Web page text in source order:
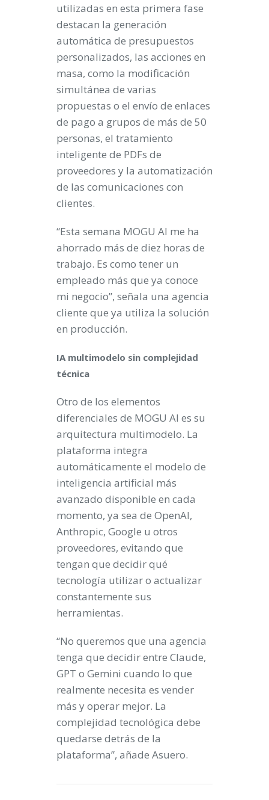
utilizadas en esta primera fase
destacan la generación
automática de presupuestos
personalizados, las acciones en
masa, como la modificación
simultánea de varias
propuestas o el envío de enlaces
de pago a grupos de más de 50
personas, el tratamiento
inteligente de PDFs de
proveedores y la automatización
de las comunicaciones con
clientes.
“Esta semana MOGU AI me ha
ahorrado más de diez horas de
trabajo. Es como tener un
empleado más que ya conoce
mi negocio”, señala una agencia
cliente que ya utiliza la solución
en producción.
IA multimodelo sin complejidad
técnica
Otro de los elementos
diferenciales de MOGU AI es su
arquitectura multimodelo. La
plataforma integra
automáticamente el modelo de
inteligencia artificial más
avanzado disponible en cada
momento, ya sea de OpenAI,
Anthropic, Google u otros
proveedores, evitando que
tengan que decidir qué
tecnología utilizar o actualizar
constantemente sus
herramientas.
“No queremos que una agencia
tenga que decidir entre Claude,
GPT o Gemini cuando lo que
realmente necesita es vender
más y operar mejor. La
complejidad tecnológica debe
quedarse detrás de la
plataforma”, añade Asuero.